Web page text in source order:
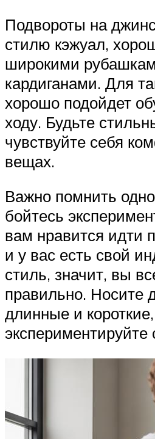
Подвороты на
стилю кэжуал,
широкими
кардиганами. Для
хорошо подойдет
ходу. Будьте
чувствуйте себя
вещах.
Важно помнить
бойтесь
вам нравится идти
и у вас есть свой
стиль, значит, вы
правильно. Носите
длинные и короткие,
экспериментируйте